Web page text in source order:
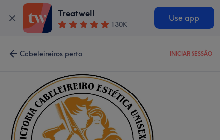
Treatwell
130K
Use app
Cabeleireiros perto INICIAR SESSÃO